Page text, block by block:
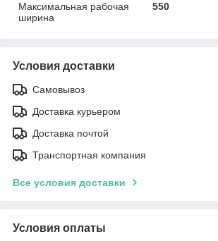
Максимальная рабочая
ширина
550
Условия доставки
Самовывоз
Доставка курьером
Доставка почтой
Транспортная компания
Все условия доставки
Условия оплаты